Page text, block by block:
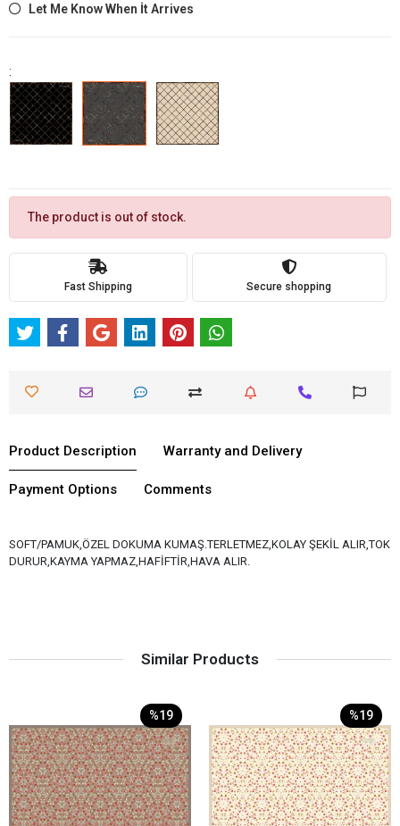
Let Me Know When İt Arrives
:
The product is out of stock.
Fast Shipping Secure shopping
Product Description Warranty and Delivery
Payment Options Comments
SOFT/PAMUK,ÖZEL DOKUMA KUMAŞ.TERLETMEZ,KOLAY ŞEKİL ALIR,TOK
DURUR,KAYMA YAPMAZ,HAFİFTİR,HAVA ALIR.
Similar Products
%19 %19